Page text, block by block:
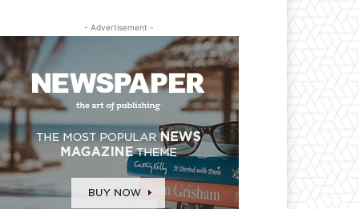
- Advertisement -